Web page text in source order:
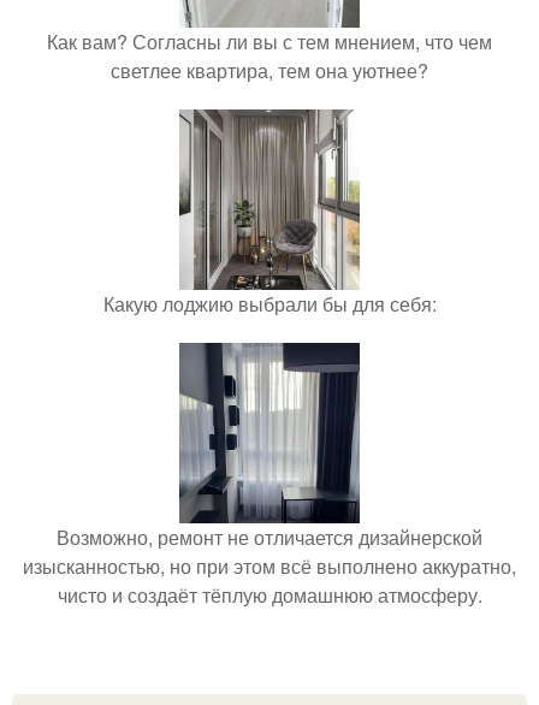
Как вам? Согласны ли вы с тем мнением, что чем
светлее квартира, тем она уютнее?
Какую лоджию выбрали бы для себя:
Возможно, ремонт не отличается дизайнерской
изысканностью, но при этом всё выполнено аккуратно,
чисто и создаёт тёплую домашнюю атмосферу.